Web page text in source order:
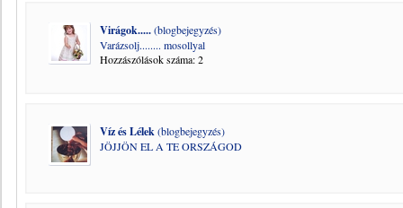
Virágok.....(blogbejegyzés)
Varázsolj........ mosollyal
Hozzászólások száma: 2
Víz és Lélek(blogbejegyzés)
JÖJJÖN EL A TE ORSZÁGOD